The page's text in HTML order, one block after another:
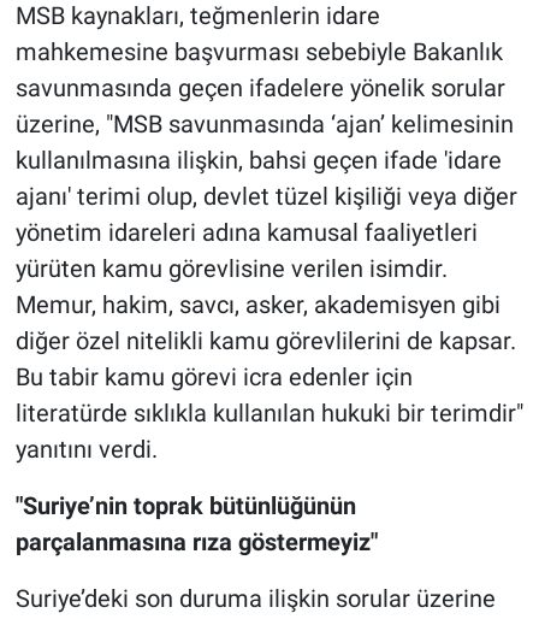
MSB kaynakları, teğmenlerin idare
mahkemesine başvurması sebebiyle Bakanlık
savunmasında geçen ifadelere yönelik sorular
üzerine, "MSB savunmasında ‘ajan’ kelimesinin
kullanılmasına ilişkin, bahsi geçen ifade 'idare
ajanı' terimi olup, devlet tüzel kişiliği veya diğer
yönetim idareleri adına kamusal faaliyetleri
yürüten kamu görevlisine verilen isimdir.
Memur, hakim, savcı, asker, akademisyen gibi
diğer özel nitelikli kamu görevlilerini de kapsar.
Bu tabir kamu görevi icra edenler için
literatürde sıklıkla kullanılan hukuki bir terimdir"
yanıtını verdi.
"Suriye’nin toprak bütünlüğünün
parçalanmasına rıza göstermeyiz"
Suriye’deki son duruma ilişkin sorular üzerine